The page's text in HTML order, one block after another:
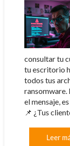
consultar tu
tu escritorio
todos tus
ransomware.
el mensaje,
📌 ¿Tus
Leer